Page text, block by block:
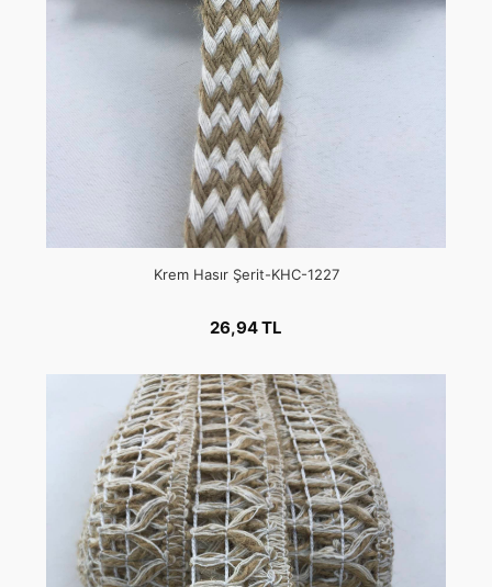
Krem Hasır Şerit-KHC-1227
26,94 TL